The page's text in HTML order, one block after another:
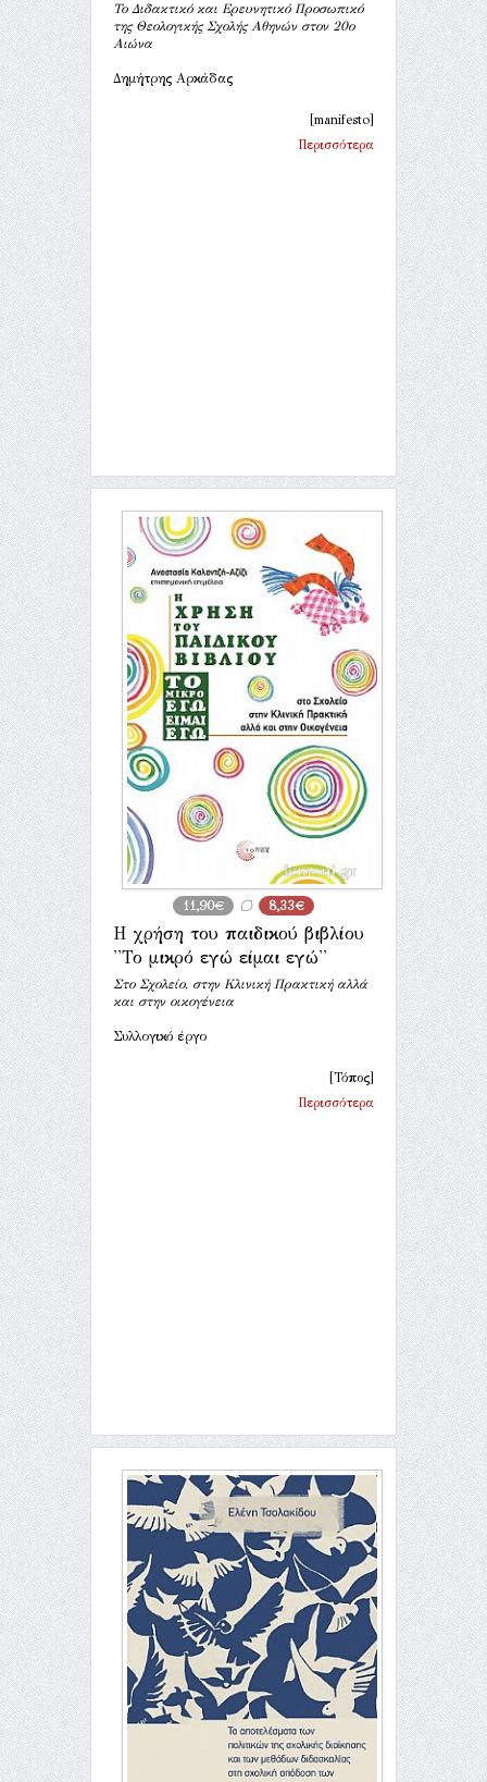
Το Διδακτικό και Ερευνητικό Προσωπικό
της Θεολογικής Σχολής Αθηνών στον 20ο
Αιώνα
Δημήτρης Αρκάδας
[manifesto]
Περισσότερα
11,90€ 8,33€
Η χρήση του παιδικού βιβλίου
''Το μικρό εγώ είμαι εγώ''
Στο Σχολείο, στην Κλινική Πρακτική αλλά
και στην οικογένεια
Συλλογικό έργο
[Τόπος]
Περισσότερα